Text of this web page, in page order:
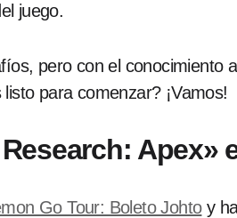
juego.
pero con el conocimiento
para comenzar? ¡Vamos!
Apex»
Go Tour: Boleto Johtoy